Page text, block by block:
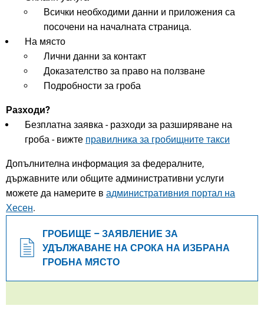
Всички необходими данни и приложения са
посочени на началната страница.
На място
Лични данни за контакт
Доказателство за право на ползване
Подробности за гроба
Разходи?
Безплатна заявка - разходи за разширяване на
гроба - вижте правилника за гробищните такси
Допълнителна информация за федералните,
държавните или общите административни услуги
можете да намерите в административния портал на
Хесен.
ГРОБИЩЕ – ЗАЯВЛЕНИЕ ЗА
УДЪЛЖАВАНЕ НА СРОКА НА ИЗБРАНА
ГРОБНА МЯСТО